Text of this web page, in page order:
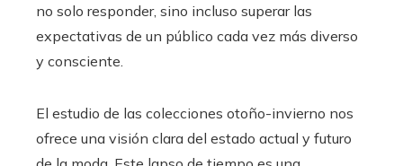
no solo responder, sino incluso superar las
expectativas de un público cada vez más diverso
y consciente.
El estudio de las colecciones otoño-invierno nos
ofrece una visión clara del estado actual y futuro